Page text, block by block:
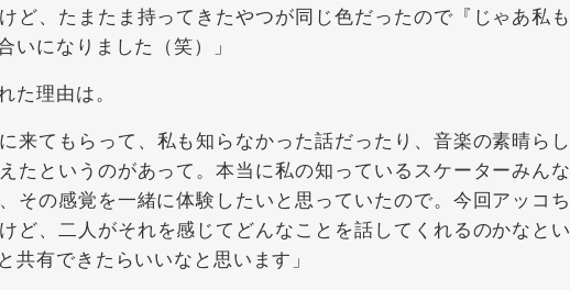
ど、たまたま持ってきたやつが同じ色だったので『じゃあ私も
いになりました（笑）」
理由は。
来てもらって、私も知らなかった話だったり、音楽の素晴らし
たというのがあって。本当に私の知っているスケーターみんな
その感覚を一緒に体験したいと思っていたので。今回アッコち
ど、二人がそれを感じてどんなことを話してくれるのかなとい
共有できたらいいなと思います」